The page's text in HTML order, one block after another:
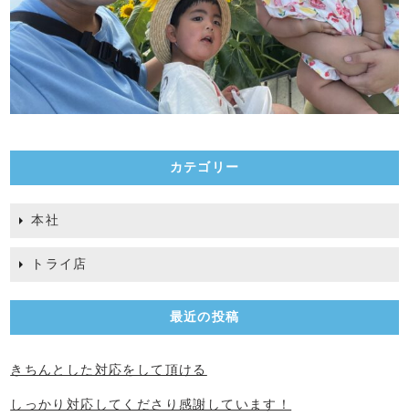
カテゴリー
本社
トライ店
最近の投稿
きちんとした対応をして頂ける
しっかり対応してくださり感謝しています！